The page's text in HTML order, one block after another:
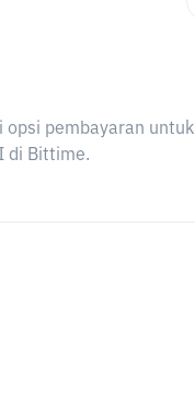
opsi pembayaran untuk
di Bittime.